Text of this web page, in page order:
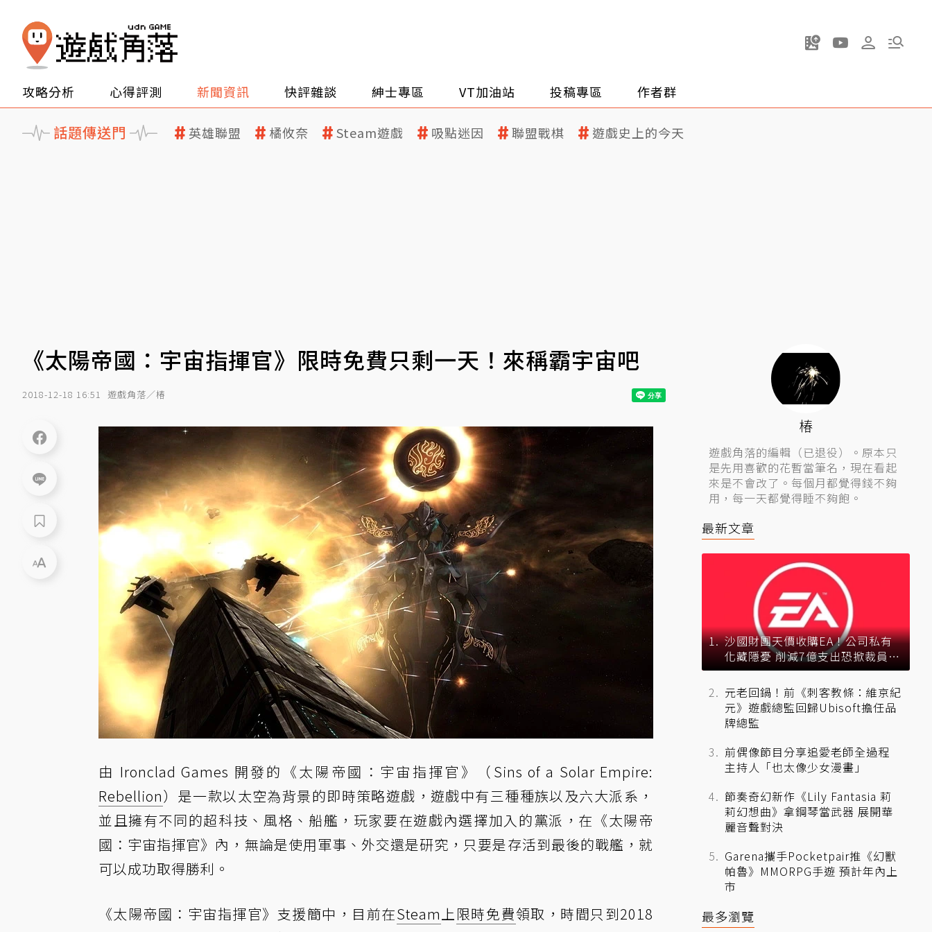
攻略分析 心得評測 新聞資訊 快評雜談 紳士專區 VT加油站 投稿專區 作者群
話題傳送門 英雄聯盟 橘攸奈 Steam遊戲 吸點迷因 聯盟戰棋 遊戲史上的今天
《太陽帝國：宇宙指揮官》限時免費只剩一天！來稱霸宇宙吧
2018-12-18 16:51 遊戲角落／椿
由 Ironclad Games 開發的《太陽帝國：宇宙指揮官》（Sins of a Solar Empire:
Rebellion）是一款以太空為背景的即時策略遊戲，遊戲中有三種種族以及六大派系，
並且擁有不同的超科技、風格、船艦，玩家要在遊戲內選擇加入的黨派，在《太陽帝
國：宇宙指揮官》內，無論是使用軍事、外交還是研究，只要是存活到最後的戰艦，就
可以成功取得勝利。
《太陽帝國：宇宙指揮官》支援簡中，目前在Steam上限時免費領取，時間只到2018
椿
遊戲角落的編輯（已退役）。原本只
是先用喜歡的花暫當筆名，現在看起
來是不會改了。每個月都覺得錢不夠
用，每一天都覺得睡不夠飽。
最新文章
沙國財團天價收購EA！公司私有
化藏隱憂 削減7億支出恐掀裁員風
暴？
元老回鍋！前《刺客教條：維京紀
元》遊戲總監回歸Ubisoft擔任品
牌總監
前偶像節目分享追愛老師全過程
主持人「也太像少女漫畫」
節奏奇幻新作《Lily Fantasia 莉
莉幻想曲》拿鋼琴當武器 展開華
麗音聲對決
Garena攜手Pocketpair推《幻獸
帕魯》MMORPG手遊 預計年內上
市
最多瀏覽